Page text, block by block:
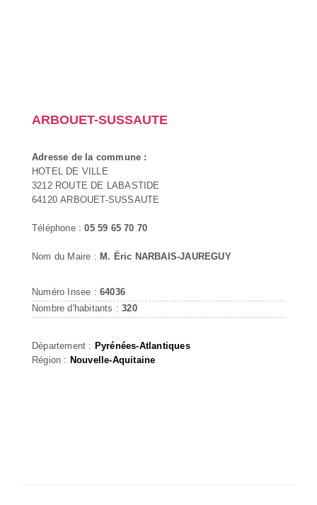
ARBOUET-SUSSAUTE
Adresse de la commune :
HOTEL DE VILLE
3212 ROUTE DE LABASTIDE
64120 ARBOUET-SUSSAUTE
Téléphone :05 59 65 70 70
Nom du Maire : M. Éric NARBAIS-JAUREGUY
Numéro Insee : 64036
Nombre d'habitants :320
Département : Pyrénées-Atlantiques
Région : Nouvelle-Aquitaine